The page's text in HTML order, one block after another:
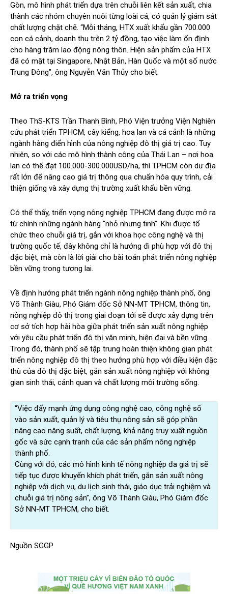
Gòn, mô hình phát triển dựa trên chuỗi liên kết sản xuất, chia
thành các nhóm chuyên nuôi từng loài cá, có quản lý giám sát
chất lượng chặt chẽ. “Mỗi tháng, HTX xuất khẩu gần 700.000
con cá cảnh, doanh thu trên 2 tỷ đồng, tạo việc làm ổn định
cho hàng trăm lao động nông thôn. Hiện sản phẩm của HTX
đã có mặt tại Singapore, Nhật Bản, Hàn Quốc và một số nước
Trung Đông”, ông Nguyễn Văn Thủy cho biết.
Mở ra triển vọng
Theo ThS-KTS Trần Thanh Bình, Phó Viện trưởng Viện Nghiên
cứu phát triển TPHCM, cây kiểng, hoa lan và cá cảnh là những
ngành hàng điển hình của nông nghiệp đô thị giá trị cao. Tuy
nhiên, so với các mô hình thành công của Thái Lan – nơi hoa
lan có thể đạt 100.000-300.000USD/ha, thì TPHCM còn dư địa
rất lớn để nâng cao giá trị thông qua chuẩn hóa quy trình, cải
thiện giống và xây dựng thị trường xuất khẩu bền vững.
Có thể thấy, triển vọng nông nghiệp TPHCM đang được mở ra
từ chính những ngành hàng “nhỏ nhưng tinh”. Khi được tổ
chức theo chuỗi giá trị, gắn với khoa học công nghệ và thị
trường quốc tế, đây không chỉ là hướng đi phù hợp với đô thị
đặc biệt, mà còn là lời giải cho bài toán phát triển nông nghiệp
bền vững trong tương lai.
Về định hướng phát triển ngành nông nghiệp thành phố, ông
Võ Thành Giàu, Phó Giám đốc Sở NN-MT TPHCM, thông tin,
nông nghiệp đô thị trong giai đoạn tới sẽ được xây dựng trên
cơ sở tích hợp hài hòa giữa phát triển sản xuất nông nghiệp
với yêu cầu phát triển đô thị văn minh, hiện đại và bền vững.
Trong đó, thành phố sẽ tập trung hoàn thiện không gian phát
triển nông nghiệp đô thị theo hướng phù hợp với điều kiện đặc
thù của đô thị đặc biệt, gắn sản xuất nông nghiệp với không
gian sinh thái, cảnh quan và chất lượng môi trường sống.
“Việc đẩy mạnh ứng dụng công nghệ cao, công nghệ số
vào sản xuất, quản lý và tiêu thụ nông sản sẽ góp phần
nâng cao năng suất, chất lượng, khả năng truy xuất nguồn
gốc và sức cạnh tranh của các sản phẩm nông nghiệp
thành phố.
Cùng với đó, các mô hình kinh tế nông nghiệp đa giá trị sẽ
tiếp tục được khuyến khích phát triển, gắn sản xuất nông
nghiệp với dịch vụ, du lịch sinh thái, giáo dục trải nghiệm và
chuỗi giá trị nông sản”, ông Võ Thành Giàu, Phó Giám đốc
Sở NN-MT TPHCM, cho biết.
Nguồn SGGP